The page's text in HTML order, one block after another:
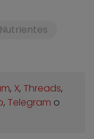
, X, Threads,
, Telegram o